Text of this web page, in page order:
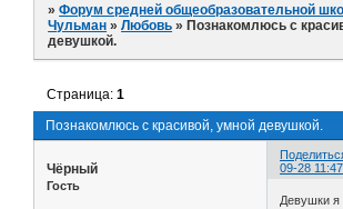
»Форум средней общеобразовательной
Чульман »Любовь »Познакомлюсь с
девушкой.
Познакомлюсь с красивой, умной девушкой.
Страница:1
09-28
Чёрный
Гость
Девушки я